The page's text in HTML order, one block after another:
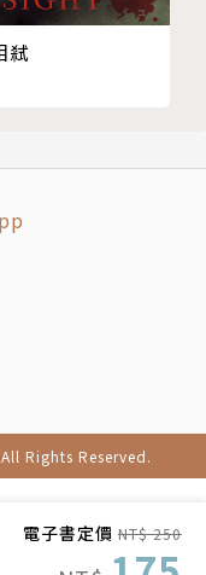
電子書定價 NT$ 250
時間心血，盼能為
小說。」
學就讀美國麻省理
行十三年。
五個子女的母親。
網路高達四百萬人
港台大陸三地書
武俠大師接班人之
弒
Rights Reserved.